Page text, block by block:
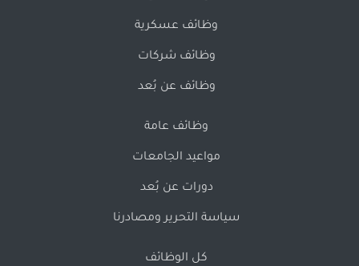
وظائف عسكرية
وظائف شركات
وظائف عن بُعد
وظائف عامة
مواعيد الجامعات
دورات عن بُعد
سياسة التحرير ومصادرنا
كل الوظائف